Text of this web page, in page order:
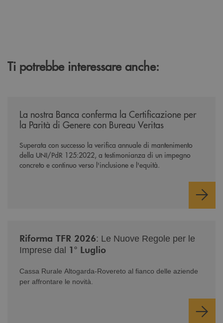
Ti potrebbe interessare anche:
La nostra Banca conferma la Certificazione per
la Parità di Genere con Bureau Veritas
Superata con successo la verifica annuale di mantenimento
della UNI/PdR 125:2022, a testimonianza di un impegno
concreto e continuo verso l'inclusione e l'equità.
Riforma TFR 2026: Le Nuove Regole per le
Imprese dal 1° Luglio
Cassa Rurale Altogarda-Rovereto al fianco delle aziende
per affrontare le novità.